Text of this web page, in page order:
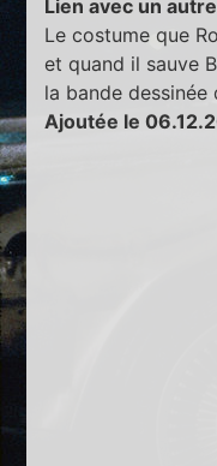
Lien avec un
Le costume que
et quand il sauve
la bande dessinée
Ajoutée le